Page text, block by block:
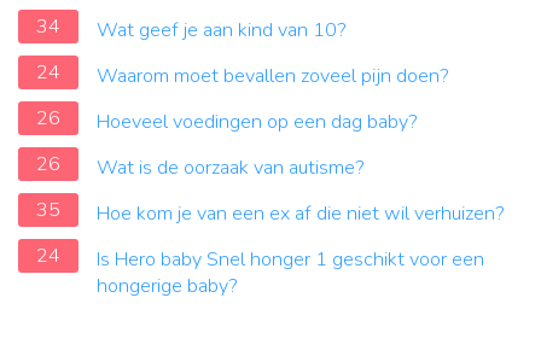
34
Wat geef je aan kind van 10?
24
Waarom moet bevallen zoveel pijn doen?
26
Hoeveel voedingen op een dag baby?
26
Wat is de oorzaak van autisme?
35
Hoe kom je van een ex af die niet wil verhuizen?
24
Is Hero baby Snel honger 1 geschikt voor een
hongerige baby?